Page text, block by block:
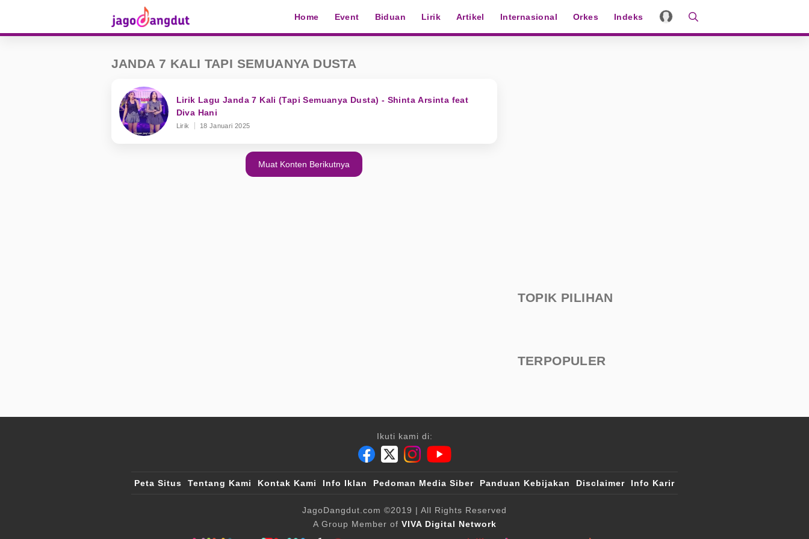
Home Event Biduan Lirik Artikel Internasional Orkes Indeks
JANDA 7 KALI TAPI SEMUANYA DUSTA
Lirik Lagu Janda 7 Kali (Tapi Semuanya Dusta) - Shinta Arsinta feat
Diva Hani
Lirik 18 Januari 2025
Muat Konten Berikutnya
TOPIK PILIHAN
TERPOPULER
Ikuti kami di:
Peta Situs Tentang Kami Kontak Kami Info Iklan Pedoman Media Siber Panduan Kebijakan Disclaimer Info Karir
JagoDangdut.com ©2019 | All Rights Reserved
A Group Member of VIVA Digital Network